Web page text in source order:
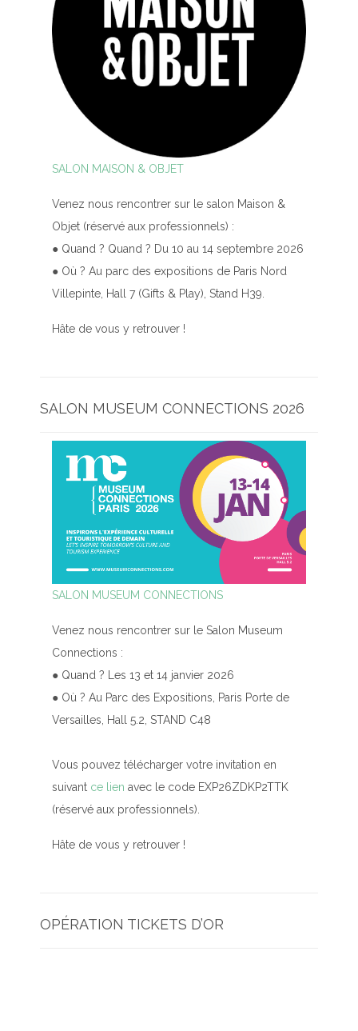
SALON MAISON & OBJET
Venez nous rencontrer sur le salon Maison &
Objet (réservé aux professionnels) :
● Quand ? Quand ? Du 10 au 14 septembre 2026
● Où ? Au parc des expositions de Paris Nord
Villepinte, Hall 7 (Gifts & Play), Stand H39.
Hâte de vous y retrouver !
SALON MUSEUM CONNECTIONS 2026
SALON MUSEUM CONNECTIONS
Venez nous rencontrer sur le Salon Museum
Connections :
● Quand ? Les 13 et 14 janvier 2026
● Où ? Au Parc des Expositions, Paris Porte de
Versailles, Hall 5.2, STAND C48
Vous pouvez télécharger votre invitation en
suivant ce lien avec le code EXP26ZDKP2TTK
(réservé aux professionnels).
Hâte de vous y retrouver !
OPÉRATION TICKETS D’OR